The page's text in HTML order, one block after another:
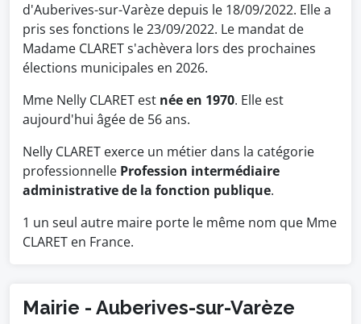
d'Auberives-sur-Varèze depuis le 18/09/2022. Elle a
pris ses fonctions le 23/09/2022. Le mandat de
Madame CLARET s'achèvera lors des prochaines
élections municipales en 2026.
Mme Nelly CLARET est née en 1970. Elle est
aujourd'hui âgée de 56 ans.
Nelly CLARET exerce un métier dans la catégorie
professionnelle Profession intermédiaire
administrative de la fonction publique.
1 un seul autre maire porte le même nom que Mme
CLARET en France.
Mairie - Auberives-sur-Varèze